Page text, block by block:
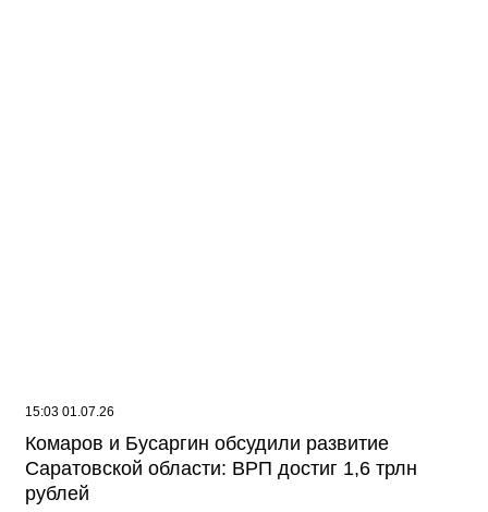
15:03 01.07.26
Комаров и Бусаргин обсудили развитие
Саратовской области: ВРП достиг 1,6 трлн
рублей